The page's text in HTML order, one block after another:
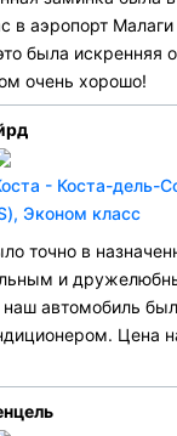
в аэропорт
была искренняя
очень хорошо!
- Коста-дель-
Эконом класс
точно в
и
автомобиль
Цена